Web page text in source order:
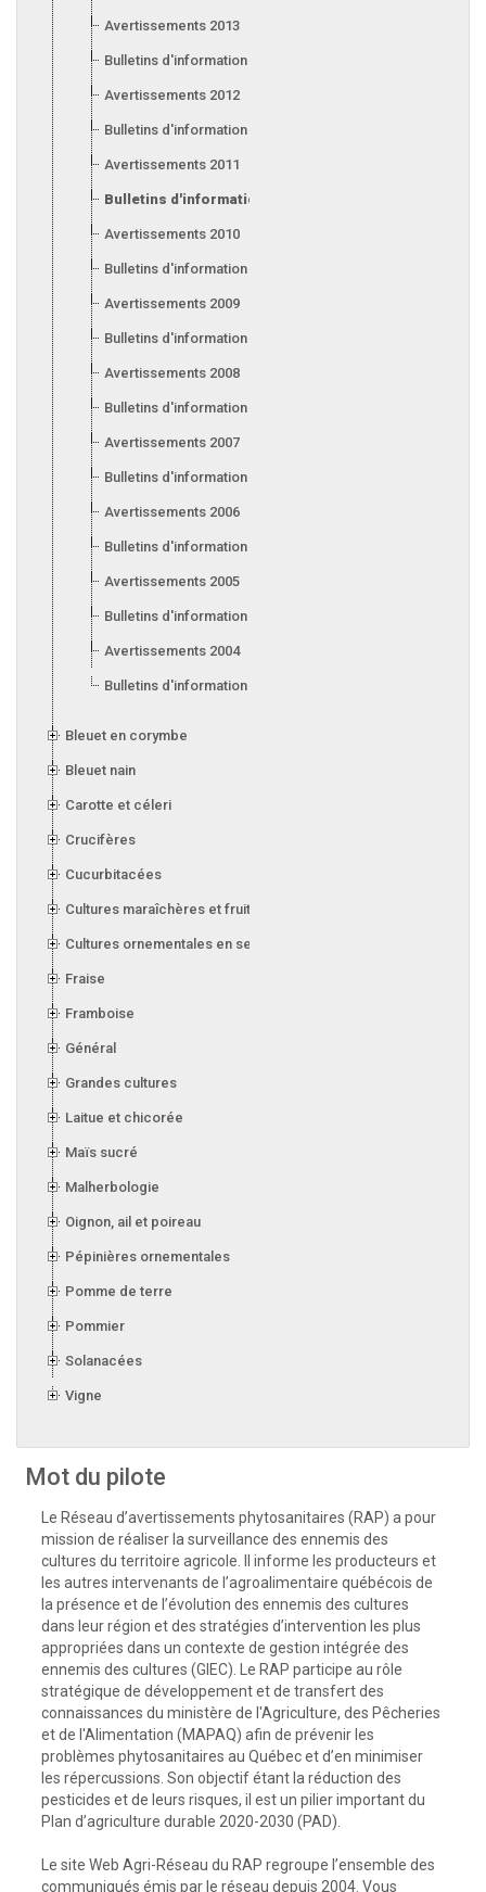
Avertissements 2013
Bulletins d'information 2013
Avertissements 2012
Bulletins d'information 2012
Avertissements 2011
Bulletins d'information 2011
Avertissements 2010
Bulletins d'information 2010
Avertissements 2009
Bulletins d'information 2009
Avertissements 2008
Bulletins d'information 2008
Avertissements 2007
Bulletins d'information 2007
Avertissements 2006
Bulletins d'information 2006
Avertissements 2005
Bulletins d'information 2005
Avertissements 2004
Bulletins d'information 2004
Bleuet en corymbe
Bleuet nain
Carotte et céleri
Crucifères
Cucurbitacées
Cultures maraîchères et fruitières en serre
Cultures ornementales en serre
Fraise
Framboise
Général
Grandes cultures
Laitue et chicorée
Maïs sucré
Malherbologie
Oignon, ail et poireau
Pépinières ornementales
Pomme de terre
Pommier
Solanacées
Vigne
Mot du pilote
Le Réseau d’avertissements phytosanitaires (RAP) a pour
mission de réaliser la surveillance des ennemis des
cultures du territoire agricole. Il informe les producteurs et
les autres intervenants de l’agroalimentaire québécois de
la présence et de l’évolution des ennemis des cultures
dans leur région et des stratégies d’intervention les plus
appropriées dans un contexte de gestion intégrée des
ennemis des cultures (GIEC). Le RAP participe au rôle
stratégique de développement et de transfert des
connaissances du ministère de l'Agriculture, des Pêcheries
et de l'Alimentation (MAPAQ) afin de prévenir les
problèmes phytosanitaires au Québec et d’en minimiser
les répercussions. Son objectif étant la réduction des
pesticides et de leurs risques, il est un pilier important du
Plan d’agriculture durable 2020-2030 (PAD).
Le site Web Agri-Réseau du RAP regroupe l’ensemble des
communiqués émis par le réseau depuis 2004. Vous